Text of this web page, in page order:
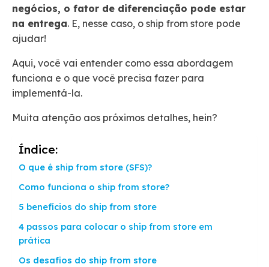
negócios, o fator de diferenciação pode estar
na entrega. E, nesse caso, o ship from store pode
ajudar!
Aqui, você vai entender como essa abordagem
funciona e o que você precisa fazer para
implementá-la.
Muita atenção aos próximos detalhes, hein?
Índice:
O que é ship from store (SFS)?
Como funciona o ship from store?
5 benefícios do ship from store
4 passos para colocar o ship from store em
prática
Os desafios do ship from store